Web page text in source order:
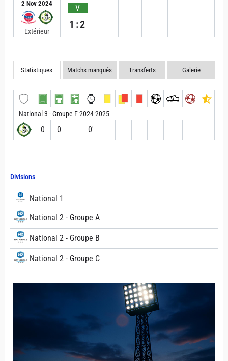
Divisions
National 1
National 2 - Groupe A
National 2 - Groupe B
National 2 - Groupe C
2 Nov 2024
Extérieur
V
1:2
Statistiques Matchs manqués Transferts Galerie
National 3 - Groupe F 2024-2025
0 0 0′